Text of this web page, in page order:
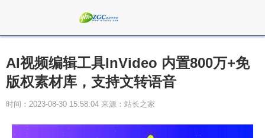
AI视频编辑工具InVideo 内置800万+免
版权素材库，支持文转语音
时间：2023-08-30 15:58:04 来源：站长之家